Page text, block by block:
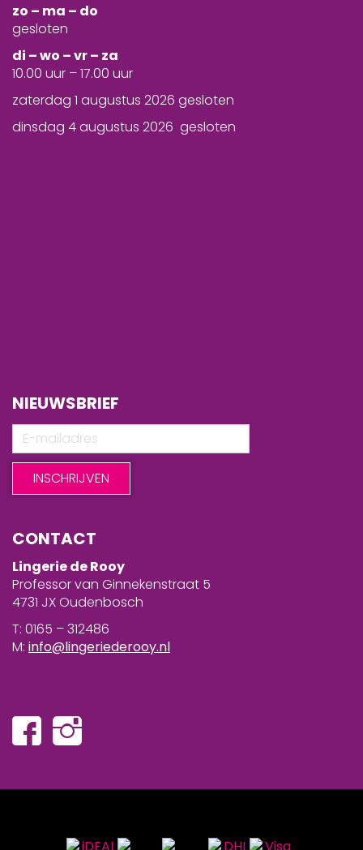
zo – ma – do
gesloten
di – wo – vr – za
10.00 uur – 17.00 uur
zaterdag 1 augustus 2026 gesloten
dinsdag 4 augustus 2026 gesloten
NIEUWSBRIEF
CONTACT
Lingerie de Rooy
Professor van Ginnekenstraat 5
4731 JX Oudenbosch
T: 0165 – 312486
M: info@lingeriederooy.nl